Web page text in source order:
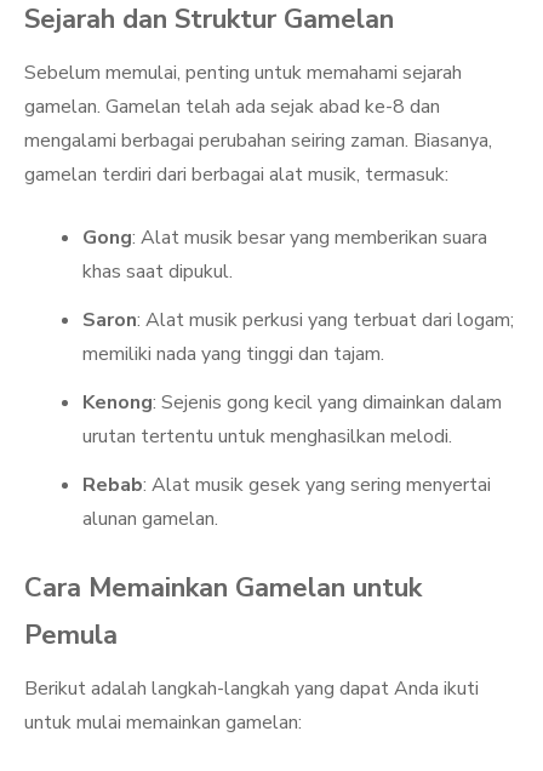
Sejarah dan Struktur Gamelan
Sebelum memulai, penting untuk memahami sejarah
gamelan. Gamelan telah ada sejak abad ke-8 dan
mengalami berbagai perubahan seiring zaman. Biasanya,
gamelan terdiri dari berbagai alat musik, termasuk:
Gong: Alat musik besar yang memberikan suara
khas saat dipukul.
Saron: Alat musik perkusi yang terbuat dari logam;
memiliki nada yang tinggi dan tajam.
Kenong: Sejenis gong kecil yang dimainkan dalam
urutan tertentu untuk menghasilkan melodi.
Rebab: Alat musik gesek yang sering menyertai
alunan gamelan.
Cara Memainkan Gamelan untuk
Pemula
Berikut adalah langkah-langkah yang dapat Anda ikuti
untuk mulai memainkan gamelan: